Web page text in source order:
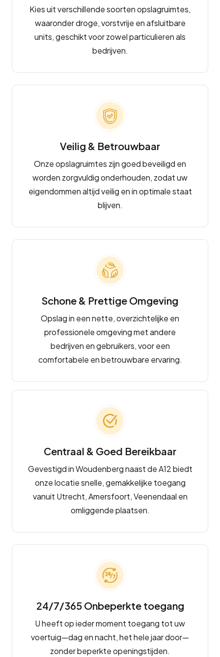
Kies uit verschillende soorten opslagruimtes,
waaronder droge, vorstvrije en afsluitbare
units, geschikt voor zowel particulieren als
bedrijven.
Veilig & Betrouwbaar
Onze opslagruimtes zijn goed beveiligd en
worden zorgvuldig onderhouden, zodat uw
eigendommen altijd veilig en in optimale staat
blijven.
Schone & Prettige Omgeving
Opslag in een nette, overzichtelijke en
professionele omgeving met andere
bedrijven en gebruikers, voor een
comfortabele en betrouwbare ervaring.
Centraal & Goed Bereikbaar
Gevestigd in Woudenberg naast de A12 biedt
onze locatie snelle, gemakkelijke toegang
vanuit Utrecht, Amersfoort, Veenendaal en
omliggende plaatsen.
24/7/365 Onbeperkte toegang
U heeft op ieder moment toegang tot uw
voertuig—dag en nacht, het hele jaar door—
zonder beperkte openingstijden.